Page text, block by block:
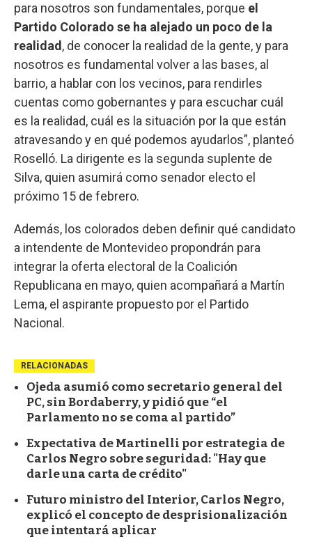
para nosotros son fundamentales, porque el
Partido Colorado se ha alejado un poco de la
realidad , de conocer la realidad de la gente, y para
nosotros es fundamental volver a las bases, al
barrio, a hablar con los vecinos, para rendirles
cuentas como gobernantes y para escuchar cuál
es la realidad, cuál es la situación por la que están
atravesando y en qué podemos ayudarlos”, planteó
Roselló. La dirigente es la segunda suplente de
Silva, quien asumirá como senador electo el
próximo 15 de febrero.
Además, los colorados deben definir qué candidato
a intendente de Montevideo propondrán para
integrar la oferta electoral de la Coalición
Republicana en mayo, quien acompañará a Martín
Lema, el aspirante propuesto por el Partido
Nacional.
RELACIONADAS
Ojeda asumió como secretario general del
PC, sin Bordaberry, y pidió que “el
Parlamento no se coma al partido”
Expectativa de Martinelli por estrategia de
Carlos Negro sobre seguridad: "Hay que
darle una carta de crédito"
Futuro ministro del Interior, Carlos Negro,
explicó el concepto de desprisionalización
que intentará aplicar